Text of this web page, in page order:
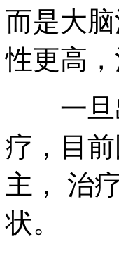
而是大
性更高
一旦出
疗，目
主， 治
状。